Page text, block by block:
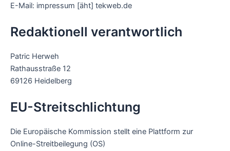
E-Mail: impressum [äht] tekweb.de
Redaktionell verantwortlich
Patric Herweh
Rathausstraße 12
69126 Heidelberg
EU-Streitschlichtung
Die Europäische Kommission stellt eine Plattform zur
Online-Streitbeilegung (OS)